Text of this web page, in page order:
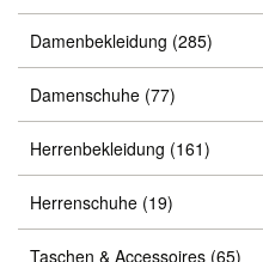
Damenbekleidung (285)
Damenschuhe (77)
Herrenbekleidung (161)
Herrenschuhe (19)
Taschen & Accessoires (65)